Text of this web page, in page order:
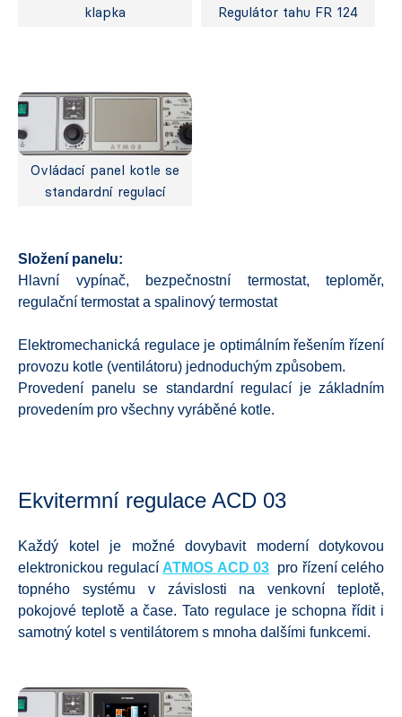
klapka
Regulátor tahu FR 124
Ovládací panel kotle se
standardní regulací
Složení panelu:
Hlavní vypínač, bezpečnostní termostat, teploměr,
regulační termostat a spalinový termostat
Elektromechanická regulace je optimálním řešením řízení
provozu kotle (ventilátoru) jednoduchým způsobem.
Provedení panelu se standardní regulací je základním
provedením pro všechny vyráběné kotle.
Ekvitermní regulace ACD 03
Každý kotel je možné dovybavit moderní dotykovou
elektronickou regulací ATMOS ACD 03 pro řízení celého
topného systému v závislosti na venkovní teplotě,
pokojové teplotě a čase. Tato regulace je schopna řídit i
samotný kotel s ventilátorem s mnoha dalšími funkcemi.